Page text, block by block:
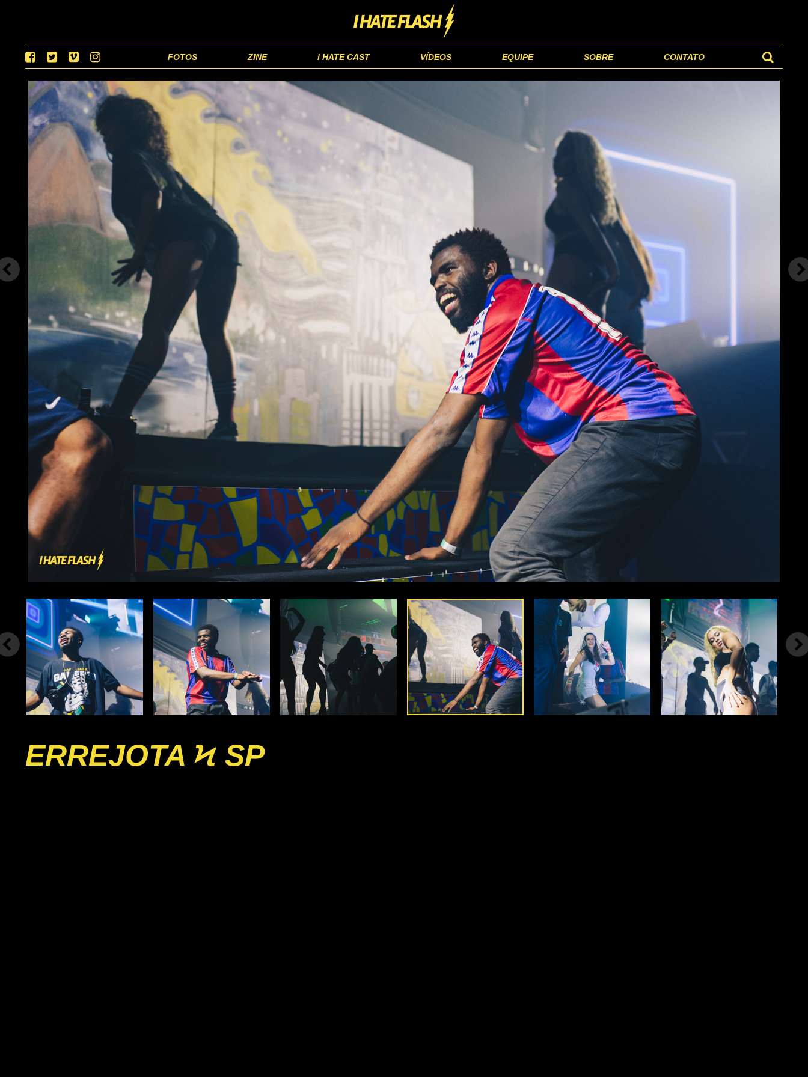
FOTOS ZINE I HATE CAST VÍDEOS EQUIPE SOBRE CONTATO
ERREJOTA Ϟ SP